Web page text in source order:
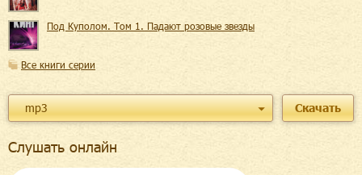
Под Куполом. Том 1. Падают розовые звезды
Все книги серии
mp3 Скачать
Слушать онлайн